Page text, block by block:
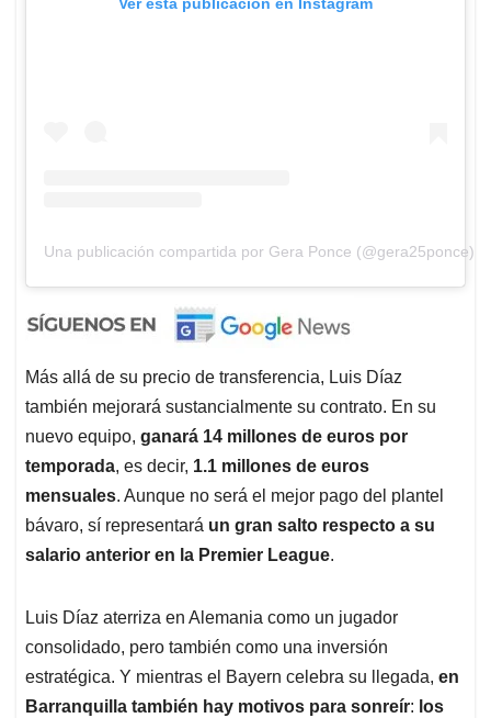
Una publicación compartida por Gera Ponce (@gera25ponce)
Más allá de su precio de transferencia, Luis Díaz
también mejorará sustancialmente su contrato. En su
nuevo equipo, ganará 14 millones de euros por
temporada, es decir, 1.1 millones de euros
mensuales. Aunque no será el mejor pago del plantel
bávaro, sí representará un gran salto respecto a su
salario anterior en la Premier League.
Luis Díaz aterriza en Alemania como un jugador
consolidado, pero también como una inversión
estratégica. Y mientras el Bayern celebra su llegada, en
Barranquilla también hay motivos para sonreír: los